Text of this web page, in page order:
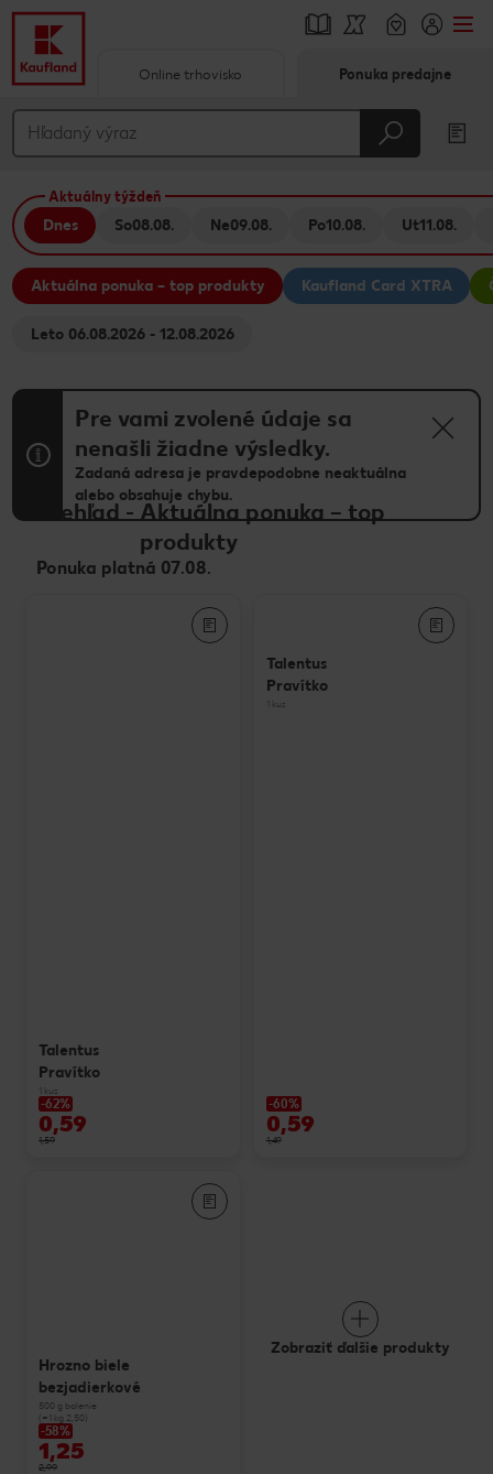
Hlavný obsah
Päta
Vyskakovací bočný panel
Online trhovisko Ponuka predajne
Aktuálny týždeň
Dnes So08.08. Ne09.08. Po10.08. Ut11.08.
Aktuálna ponuka – top produkty Kaufland Card XTRA
Leto 06.08.2026 - 12.08.2026
Pre vami zvolené údaje sa
nenašli žiadne výsledky.
Zadaná adresa je pravdepodobne neaktuálna
alebo obsahuje chybu.
Prehľad-Aktuálna ponuka – top
produkty
Ponuka platná 07.08.
Talentus
Pravítko
1 kus
-62%
0,59
1,59
Talentus
Pravítko
1 kus
-60%
0,59
1,49
Hrozno biele
bezjadierkové
500 g balenie
(=1 kg 2,50)
-58%
1,25
2,99
Zobraziť ďalšie produkty